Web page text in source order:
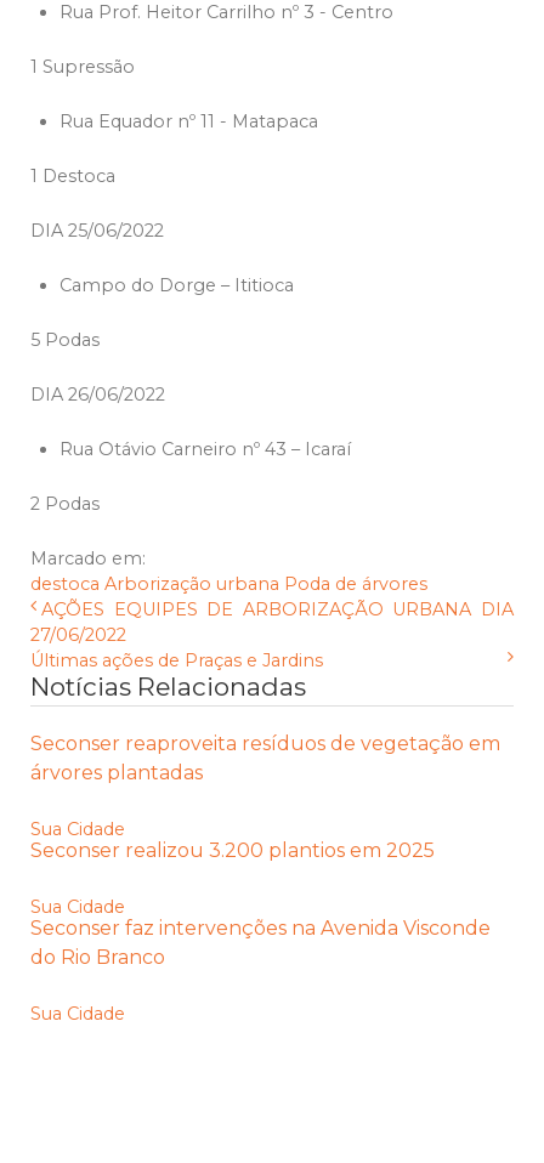
Rua Prof. Heitor Carrilho nº 3 - Centro
1 Supressão
Rua Equador nº 11 - Matapaca
1 Destoca
DIA 25/06/2022
Campo do Dorge – Ititioca
5 Podas
DIA 26/06/2022
Rua Otávio Carneiro nº 43 – Icaraí
2 Podas
Marcado em:
destoca Arborização urbana Poda de árvores
AÇÕES EQUIPES DE ARBORIZAÇÃO URBANA DIA
27/06/2022
Últimas ações de Praças e Jardins
Notícias Relacionadas
Seconser reaproveita resíduos de vegetação em
árvores plantadas
Sua Cidade
Seconser realizou 3.200 plantios em 2025
Sua Cidade
Seconser faz intervenções na Avenida Visconde
do Rio Branco
Sua Cidade